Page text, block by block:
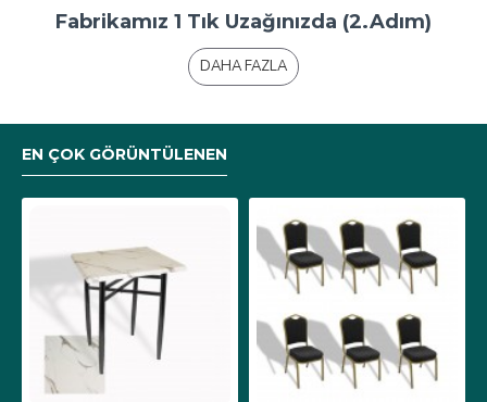
Fabrikamız 1 Tık Uzağınızda (1.Adım)
DAHA FAZLA
EN ÇOK GÖRÜNTÜLENEN